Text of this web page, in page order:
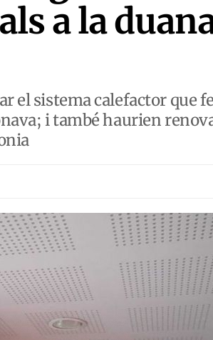
a la
el sistema calefactor que
i també haurien